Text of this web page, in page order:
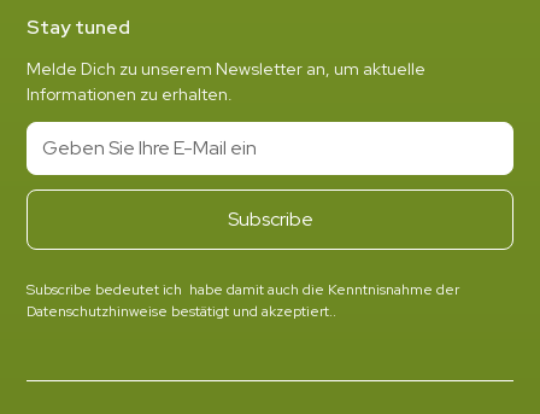
Stay tuned
Melde Dich zu unserem Newsletter an, um aktuelle
Informationen zu erhalten.
Subscribe bedeutet ich habe damit auch die Kenntnisnahme der
Datenschutzhinweise bestätigt und akzeptiert..